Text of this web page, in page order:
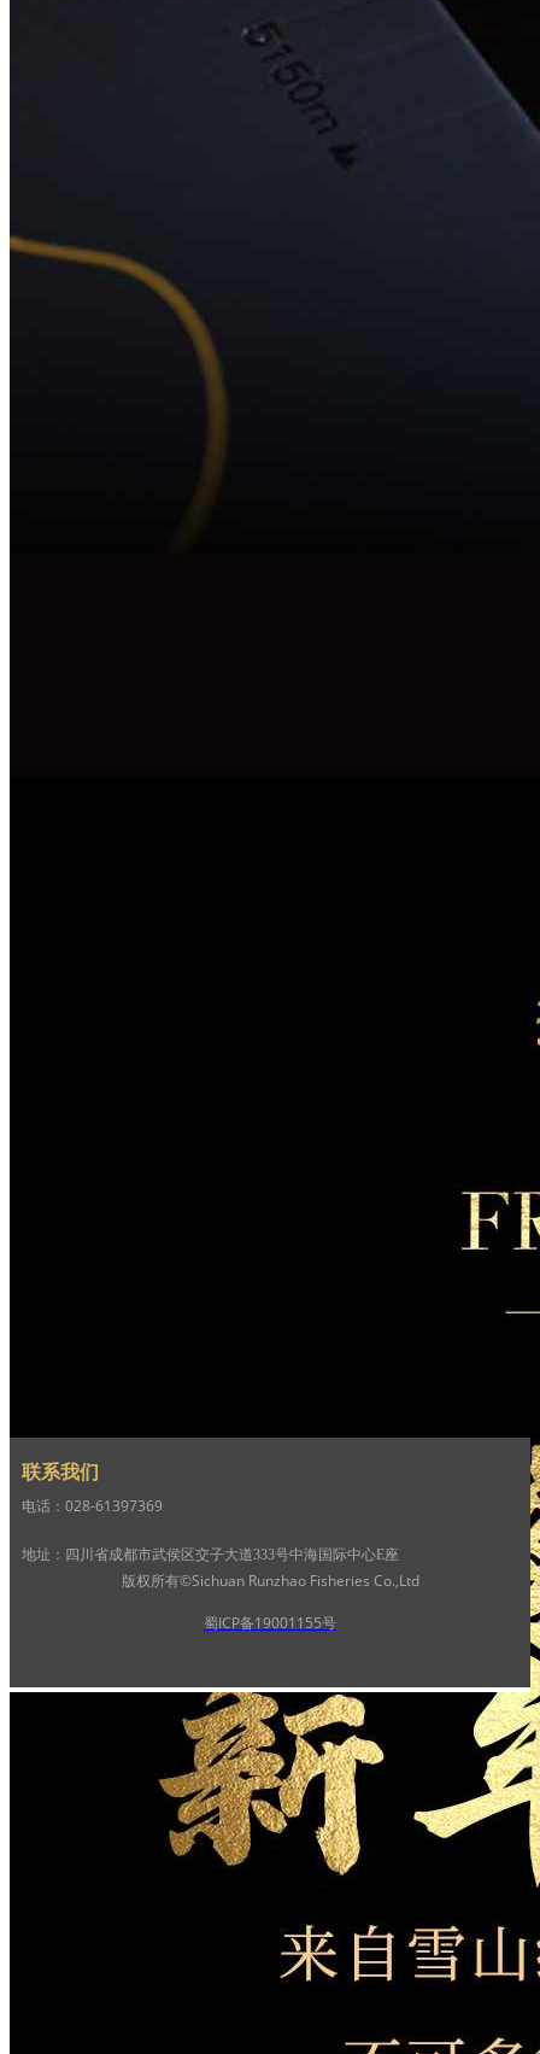
联系我们
电话：028-61397369
地址：四川省成都市武侯区交子大道333号中海国际中心E座
版权所有©Sichuan Runzhao Fisheries Co.,Ltd
蜀ICP备19001155号